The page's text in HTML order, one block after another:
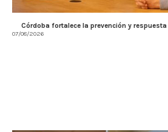
Córdoba fortalece la prevención y
07/08/2026